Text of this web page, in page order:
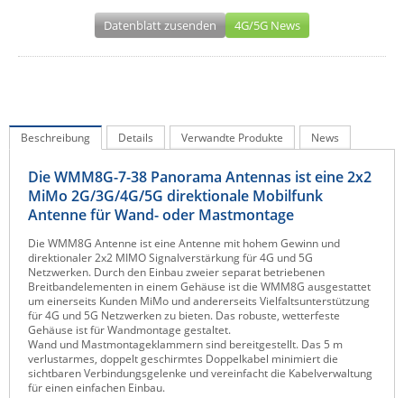
Legrand
Milesight
Moxa
Netio
Panorama Antennas
PatchSee
Power Kingdom
Poynting
Raritan
Datenblatt zusenden 4G/5G News
Beschreibung Details Verwandte Produkte News
Die WMM8G-7-38 Panorama Antennas ist eine 2x2
MiMo 2G/3G/4G/5G direktionale Mobilfunk
Antenne für Wand- oder Mastmontage
Die WMM8G Antenne ist eine Antenne mit hohem Gewinn und
direktionaler 2x2 MIMO Signalverstärkung für 4G und 5G
Netzwerken. Durch den Einbau zweier separat betriebenen
Breitbandelementen in einem Gehäuse ist die WMM8G ausgestattet
um einerseits Kunden MiMo und andererseits Vielfaltsunterstützung
für 4G und 5G Netzwerken zu bieten. Das robuste, wetterfeste
Gehäuse ist für Wandmontage gestaltet.
Wand und Mastmontageklammern sind bereitgestellt. Das 5 m
verlustarmes, doppelt geschirmtes Doppelkabel minimiert die
sichtbaren Verbindungsgelenke und vereinfacht die Kabelverwaltung
für einen einfachen Einbau.